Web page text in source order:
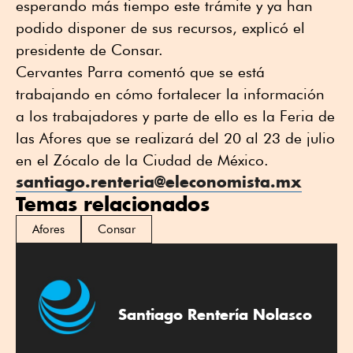
esperando más tiempo este trámite y ya han
podido disponer de sus recursos, explicó el
presidente de Consar.
Cervantes Parra comentó que se está
trabajando en cómo fortalecer la información
a los trabajadores y parte de ello es la Feria de
las Afores que se realizará del 20 al 23 de julio
en el Zócalo de la Ciudad de México.
santiago.renteria@eleconomista.mx
Temas relacionados
Afores Consar
Santiago Rentería Nolasco